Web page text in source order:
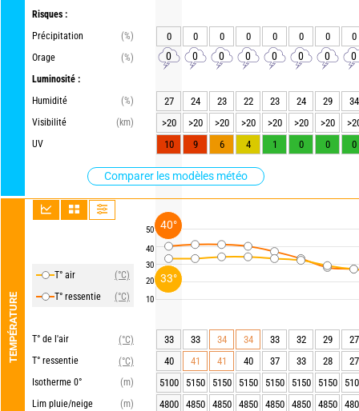
Risques :
Précipitation
(%)
Orage
(%)
Luminosité :
Humidité
(%)
Visibilité
(km)
UV
Comparer les modèles météo
TEMPÉRATURE
T° air
(°C)
T° ressentie
(°C)
T° de l'air
(°C)
T° ressentie
(°C)
Isotherme 0°
(m)
Lim pluie/neige
(m)
50
40
30
20
10
0 0 0 0 0 0 0 0
0 0 0 0 0 0 0 0
27 24 23 22 23 24 29
34
>20
>20 >20 >20 >20 >20 >20
10
9 6 4 1 0 0 0
33 33 34 34 33 32 29
27
40
41 41 40 37 33 28
27
5100
5150 5150 5150 5150 5150 5150
4800
4850 4850 4850 4850 4850 4850
33°
40°